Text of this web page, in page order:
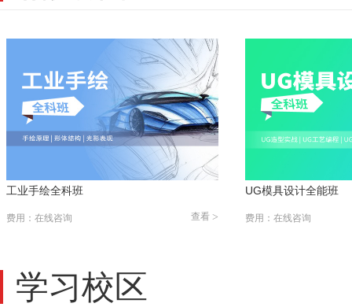
工业手绘全科班
查看 >
费用：在线咨询
UG模具设计全能班
费用：在线咨询
学习校区